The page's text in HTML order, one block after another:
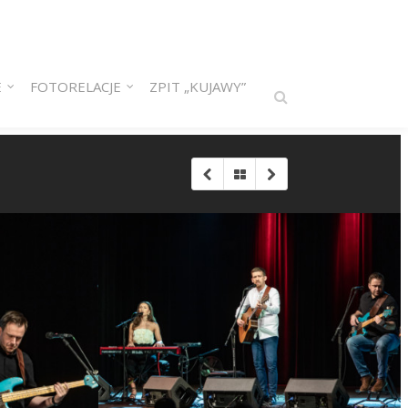
FOTORELACJE ZPIT „KUJAWY”